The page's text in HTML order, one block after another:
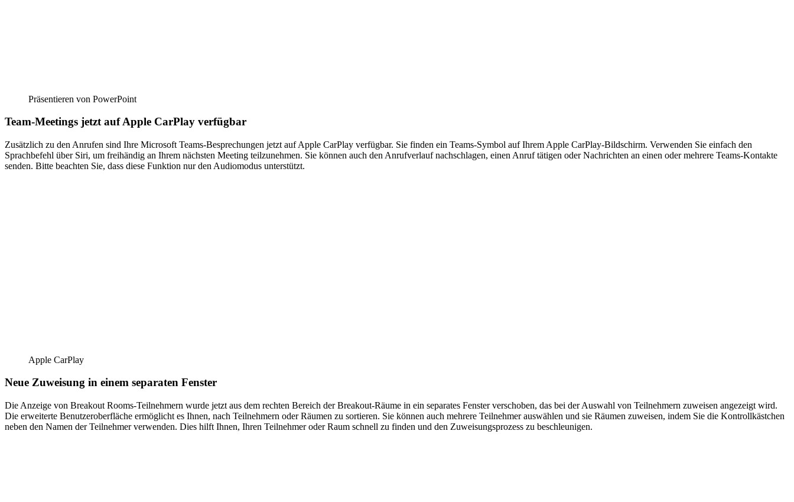
Präsentieren von PowerPoint
Team-Meetings jetzt auf Apple CarPlay verfügbar
Zusätzlich zu den Anrufen sind Ihre Microsoft Teams-Besprechungen jetzt auf Apple CarPlay verfügbar. Sie finden ein Teams-Symbol auf Ihrem Apple CarPlay-Bildschirm. Verwenden Sie einfach den
Sprachbefehl über Siri, um freihändig an Ihrem nächsten Meeting teilzunehmen. Sie können auch den Anrufverlauf nachschlagen, einen Anruf tätigen oder Nachrichten an einen oder mehrere Teams-Kontakte
senden. Bitte beachten Sie, dass diese Funktion nur den Audiomodus unterstützt.
Apple CarPlay
Neue Zuweisung in einem separaten Fenster
Die Anzeige von Breakout Rooms-Teilnehmern wurde jetzt aus dem rechten Bereich der Breakout-Räume in ein separates Fenster verschoben, das bei der Auswahl von Teilnehmern zuweisen angezeigt wird.
Die erweiterte Benutzeroberfläche ermöglicht es Ihnen, nach Teilnehmern oder Räumen zu sortieren. Sie können auch mehrere Teilnehmer auswählen und sie Räumen zuweisen, indem Sie die Kontrollkästchen
neben den Namen der Teilnehmer verwenden. Dies hilft Ihnen, Ihren Teilnehmer oder Raum schnell zu finden und den Zuweisungsprozess zu beschleunigen.